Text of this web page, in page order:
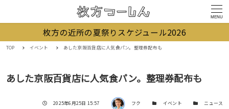
MENU
枚方の近所の夏祭りスケジュール2026
TOP イベント あした京阪百貨店に人気食パン。整理券配布も
あした京阪百貨店に人気食パン。整理券配布も
投稿日
2025年6月25日 15:57 著者 フク カテゴリー
イベント カテゴリー
ニュース